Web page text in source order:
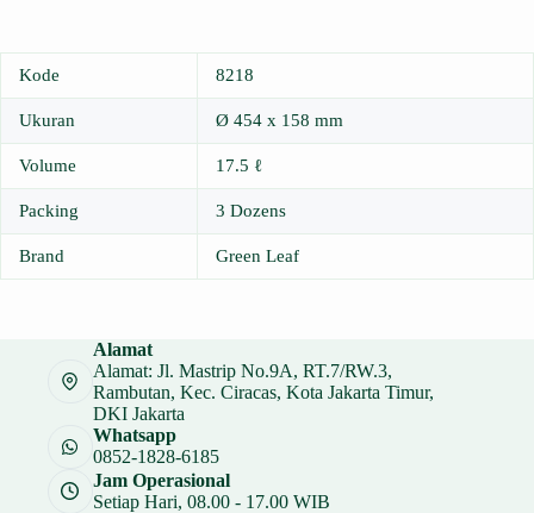
Kode 8218
Ukuran Ø 454 x 158 mm
Volume 17.5 ℓ
Packing 3 Dozens
Brand Green Leaf
Alamat
Alamat: Jl. Mastrip No.9A, RT.7/RW.3,
Rambutan, Kec. Ciracas, Kota Jakarta Timur,
DKI Jakarta
Whatsapp
0852-1828-6185
Jam Operasional
Setiap Hari, 08.00 - 17.00 WIB